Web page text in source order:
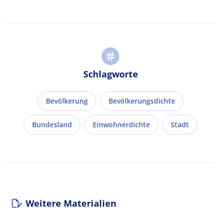
Schlagworte
Bevölkerung Bevölkerungsdichte
Bundesland Einwohnerdichte Stadt
Weitere Materialien